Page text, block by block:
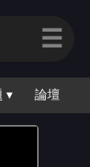
☰
▾ 論壇